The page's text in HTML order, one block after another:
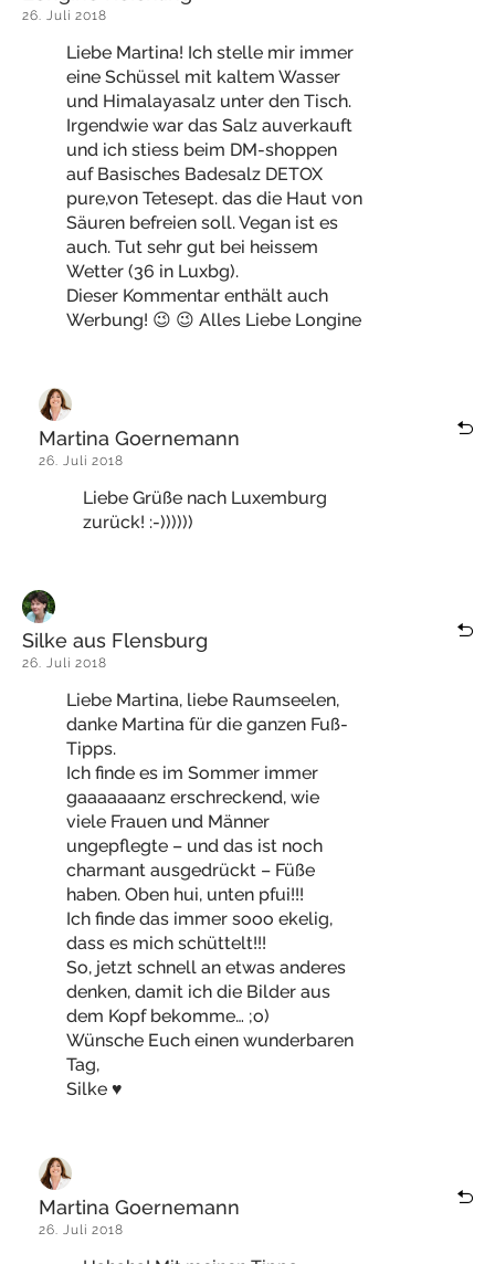
26. Juli 2018
Liebe Martina! Ich stelle mir immer
eine Schüssel mit kaltem Wasser
und Himalayasalz unter den Tisch.
Irgendwie war das Salz auverkauft
und ich stiess beim DM-shoppen
auf Basisches Badesalz DETOX
pure,von Tetesept. das die Haut von
Säuren befreien soll. Vegan ist es
auch. Tut sehr gut bei heissem
Wetter (36 in Luxbg).
Dieser Kommentar enthält auch
Werbung! 😉 😉 Alles Liebe Longine
Martina Goernemann
26. Juli 2018
Liebe Grüße nach Luxemburg
zurück! :-))))))
Silke aus Flensburg
26. Juli 2018
Liebe Martina, liebe Raumseelen,
danke Martina für die ganzen Fuß-
Tipps.
Ich finde es im Sommer immer
gaaaaaaanz erschreckend, wie
viele Frauen und Männer
ungepflegte – und das ist noch
charmant ausgedrückt – Füße
haben. Oben hui, unten pfui!!!
Ich finde das immer sooo ekelig,
dass es mich schüttelt!!!
So, jetzt schnell an etwas anderes
denken, damit ich die Bilder aus
dem Kopf bekomme… ;o)
Wünsche Euch einen wunderbaren
Tag,
Silke ♥
Martina Goernemann
26. Juli 2018